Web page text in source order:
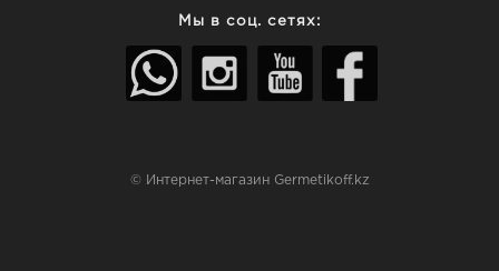
Мы в соц. сетях:
© Интернет-магазин Germetikoff.kz